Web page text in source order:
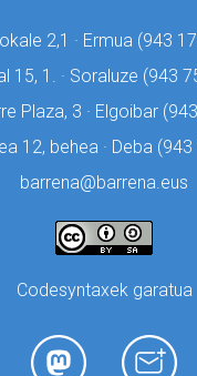
2,1 · Ermua (943
15, 1. · Soraluze (943
Plaza, 3 · Elgoibar (
12, behea · Deba (943
barrena@barrena.eus
Codesyntaxek garatua